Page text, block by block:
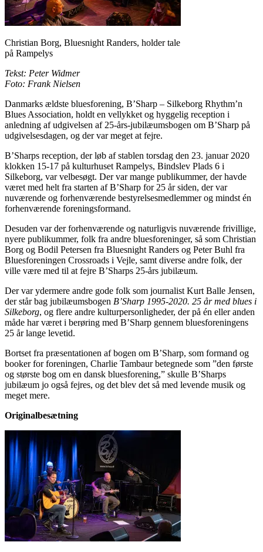
Christian Borg, Bluesnight Randers, holder tale
på Rampelys
Tekst: Peter Widmer
Foto: Frank Nielsen
Danmarks ældste bluesforening, B’Sharp – Silkeborg Rhythm’n
Blues Association, holdt en vellykket og hyggelig reception i
anledning af udgivelsen af 25-års-jubilæumsbogen om B’Sharp på
udgivelsesdagen, og der var meget at fejre.
B’Sharps reception, der løb af stablen torsdag den 23. januar 2020
klokken 15-17 på kulturhuset Rampelys, Bindslev Plads 6 i
Silkeborg, var velbesøgt. Der var mange publikummer, der havde
været med helt fra starten af B’Sharp for 25 år siden, der var
nuværende og forhenværende bestyrelsesmedlemmer og mindst én
forhenværende foreningsformand.
Desuden var der forhenværende og naturligvis nuværende frivillige,
nyere publikummer, folk fra andre bluesforeninger, så som Christian
Borg og Bodil Petersen fra Bluesnight Randers og Peter Buhl fra
Bluesforeningen Crossroads i Vejle, samt diverse andre folk, der
ville være med til at fejre B’Sharps 25-års jubilæum.
Der var ydermere andre gode folk som journalist Kurt Balle Jensen,
der står bag jubilæumsbogen B’Sharp 1995-2020. 25 år med blues i
Silkeborg, og flere andre kulturpersonligheder, der på én eller anden
måde har været i berøring med B’Sharp gennem bluesforeningens
25 år lange levetid.
Bortset fra præsentationen af bogen om B’Sharp, som formand og
booker for foreningen, Charlie Tambaur betegnede som ”den første
og største bog om en dansk bluesforening,” skulle B’Sharps
jubilæum jo også fejres, og det blev det så med levende musik og
meget mere.
Originalbesætning